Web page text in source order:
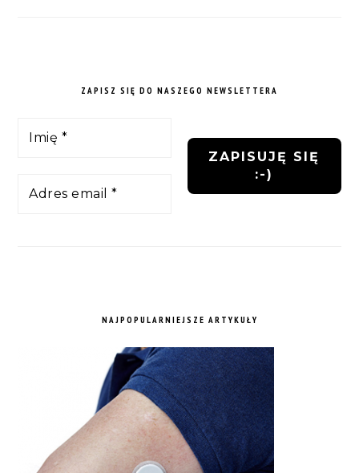
ZAPISZ SIĘ DO NASZEGO NEWSLETTERA
NAJPOPULARNIEJSZE ARTYKUŁY